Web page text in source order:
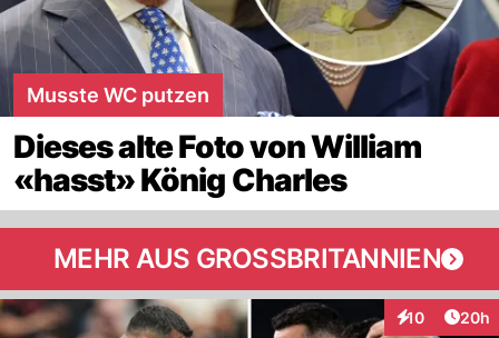
Musste WC putzen
Dieses alte Foto von William
«hasst» König Charles
MEHR AUS GROSSBRITANNIEN
10
Interaktionen
20h